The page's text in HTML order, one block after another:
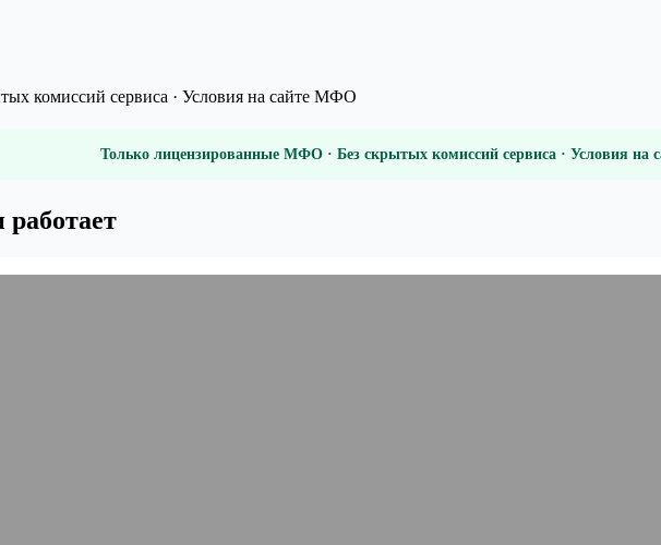
комиссий сервиса · Условия на сайте МФО
Только лицензированные МФО · Без скрытых комиссий сервиса · Условия на
работает